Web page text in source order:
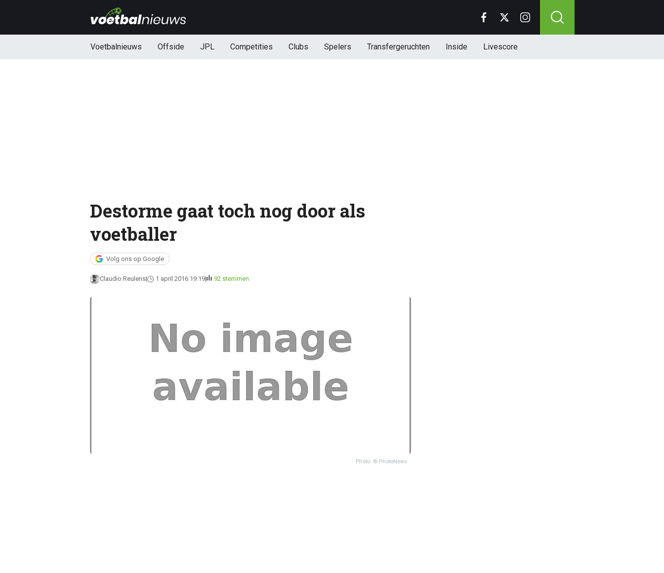
Voetbalnieuws Offside JPL Competities Clubs Spelers Transfergeruchten Inside Livescore
Destorme gaat toch nog door als
voetballer
Volg ons op Google
Claudio Reulens 1 april 2016 19:19 92 stemmen
Photo: © PhotoNews